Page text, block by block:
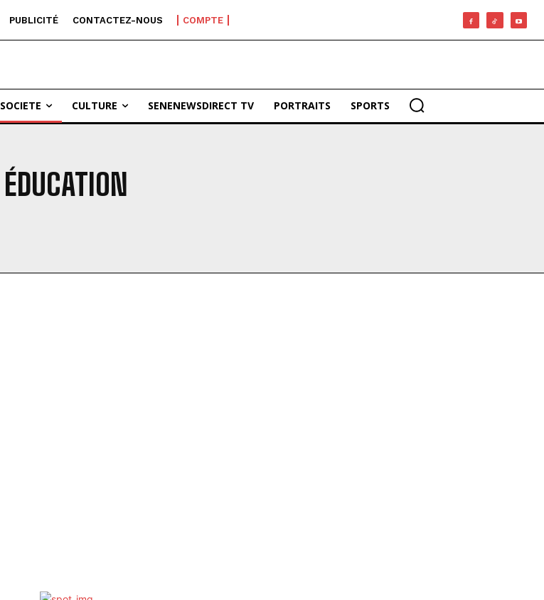
PUBLICITÉ CONTACTEZ-NOUS COMPTE
SOCIETE CULTURE SENENEWSDIRECT TV PORTRAITS SPORTS
ÉDUCATION